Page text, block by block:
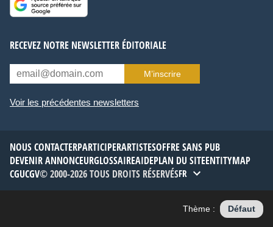
RECEVEZ NOTRE NEWSLETTER ÉDITORIALE
M’inscrire
Voir les précédentes newsletters
NOUS CONTACTERPARTICIPERARTISTESOFFRE SANS PUB
DEVENIR ANNONCEURGLOSSAIREAIDEPLAN DU SITEENTITYMAP
CGUCGV© 2000-2026 TOUS DROITS RÉSERVÉSFR
Thème : Défaut